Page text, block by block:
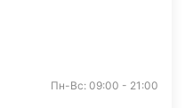
Пн-Вс: 09:00 - 21:00